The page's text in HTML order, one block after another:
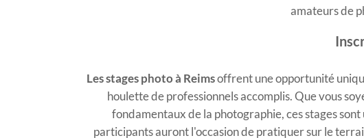
amateurs de
Les stages photo à Reimsoffrent une opportunité
houlette de professionnels accomplis. Que vous
fondamentaux de la photographie, ces stages
participants auront l'occasion de pratiquer sur le